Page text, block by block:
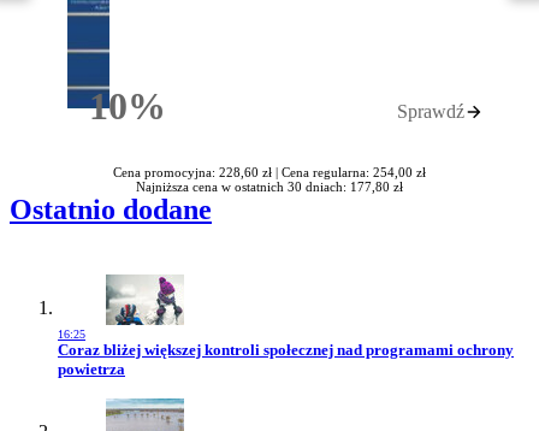
10%Rabatu Sprawdź
Cena promocyjna: 228,60 zł | Cena regularna: 254,00 zł
Najniższa cena w ostatnich 30 dniach: 177,80 zł
Ostatnio dodane
16:25
Przejdź do artykułu:
Coraz bliżej większej kontroli społecznej nad programami ochrony
powietrza